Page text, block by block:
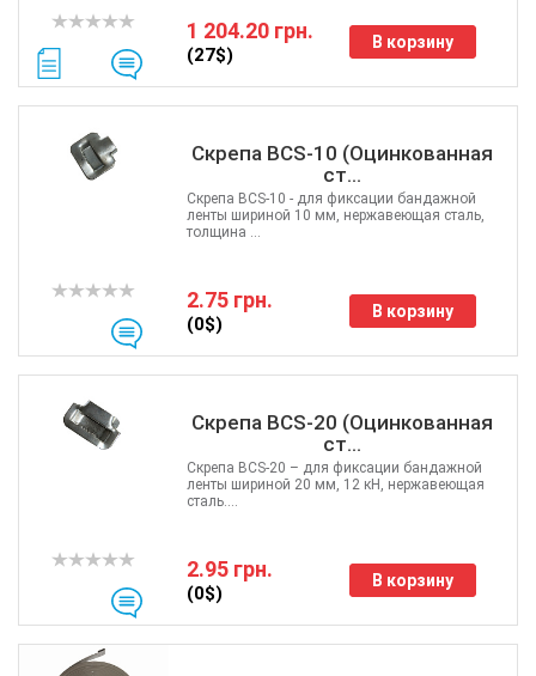
1 204.20 грн.
(27$)
В корзину
Скрепа BCS-10 (Оцинкованная
ст...
2.75 грн.
(0$)
В корзину
Скрепа BCS-10 - для фиксации бандажной
ленты шириной 10 мм, нержавеющая сталь,
толщина ...
Скрепа BCS-20 (Оцинкованная
ст...
2.95 грн.
(0$)
В корзину
Скрепа BCS-20 – для фиксации бандажной
ленты шириной 20 мм, 12 кН, нержавеющая
сталь....